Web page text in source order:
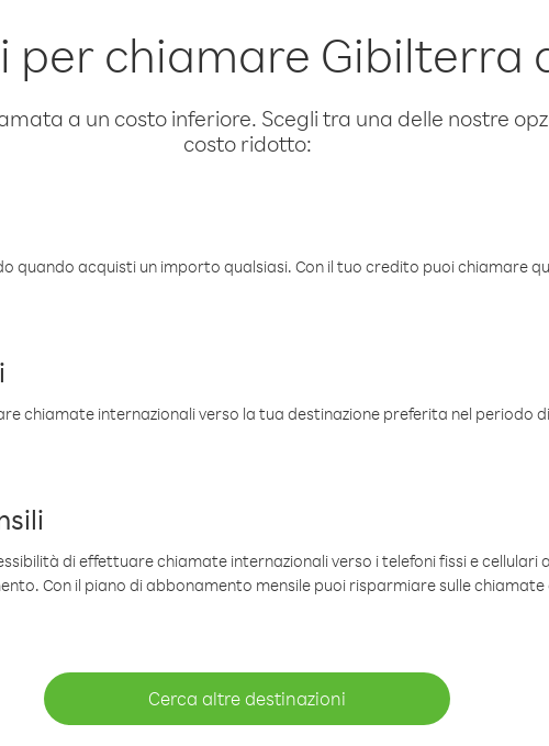
per chiamare Gibilterra
a un costo inferiore. Scegli tra una delle nostre
costo ridotto:
quando acquisti un importo qualsiasi. Con il tuo credito puoi chiamare
chiamate internazionali verso la tua destinazione preferita nel periodo
di effettuare chiamate internazionali verso i telefoni fissi e cellulari
Con il piano di abbonamento mensile puoi risparmiare sulle
Cerca altre destinazioni